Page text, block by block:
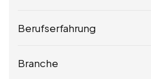
Berufserfahrung
Branche